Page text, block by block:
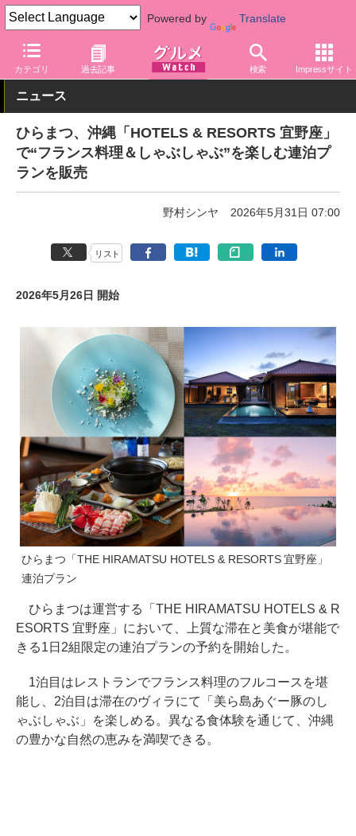
Powered by Translate
カテゴリ 過去記事 検索 Impressサイト
グルメ Watch 地域
ニュース
ひらまつ、沖縄「HOTELS & RESORTS 宜野座」
で“フランス料理＆しゃぶしゃぶ”を楽しむ連泊プ
ランを販売
野村シンヤ 2026年5月31日 07:00
リスト
2026年5月26日 開始
ひらまつ「THE HIRAMATSU HOTELS & RESORTS 宜野座」
連泊プラン
ひらまつは運営する「THE HIRAMATSU HOTELS & R
ESORTS 宜野座」において、上質な滞在と美食が堪能で
きる1日2組限定の連泊プランの予約を開始した。
1泊目はレストランでフランス料理のフルコースを堪
能し、2泊目は滞在のヴィラにて「美ら島あぐー豚のし
ゃぶしゃぶ」を楽しめる。異なる食体験を通じて、沖縄
の豊かな自然の恵みを満喫できる。